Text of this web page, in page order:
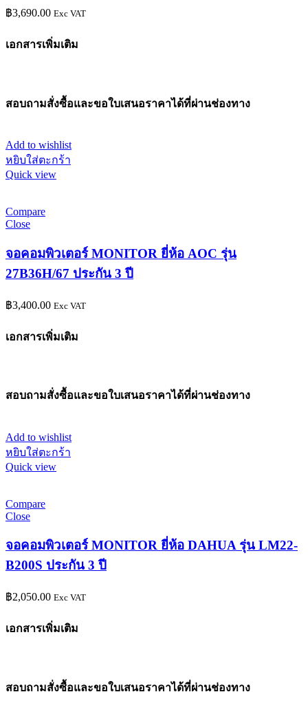
฿3,690.00 Exc VAT
เอกสารเพิ่มเติม
สอบถามสั่งซื้อและขอใบเสนอราคาได้ที่ผ่านช่องทาง
Add to wishlist
หยิบใส่ตะกร้า
Quick view
Compare
Close
จอคอมพิวเตอร์ MONITOR ยี่ห้อ AOC รุ่น
27B36H/67 ประกัน 3 ปี
฿3,400.00 Exc VAT
เอกสารเพิ่มเติม
สอบถามสั่งซื้อและขอใบเสนอราคาได้ที่ผ่านช่องทาง
Add to wishlist
หยิบใส่ตะกร้า
Quick view
Compare
Close
จอคอมพิวเตอร์ MONITOR ยี่ห้อ DAHUA รุ่น LM22-
B200S ประกัน 3 ปี
฿2,050.00 Exc VAT
เอกสารเพิ่มเติม
สอบถามสั่งซื้อและขอใบเสนอราคาได้ที่ผ่านช่องทาง